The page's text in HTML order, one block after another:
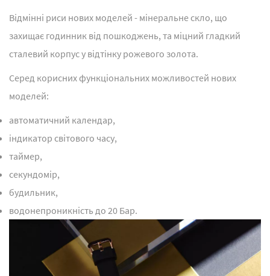
Відмінні риси нових моделей - мінеральне скло, що
захищає годинник від пошкоджень, та міцний гладкий
сталевий корпус у відтінку рожевого золота.
Серед корисних функціональних можливостей нових
моделей:
автоматичний календар,
індикатор світового часу,
таймер,
секундомір,
будильник,
водонепроникність до 20 Бар.